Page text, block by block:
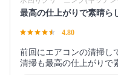
最高の仕上がりで素晴ら
4.80
前回にエアコンの清掃し
清掃も最高の仕上がりで